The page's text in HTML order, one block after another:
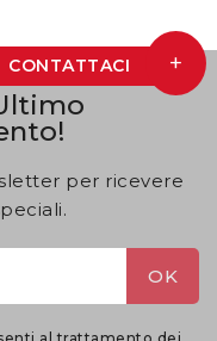
+
CONTATTACI
per ricevere